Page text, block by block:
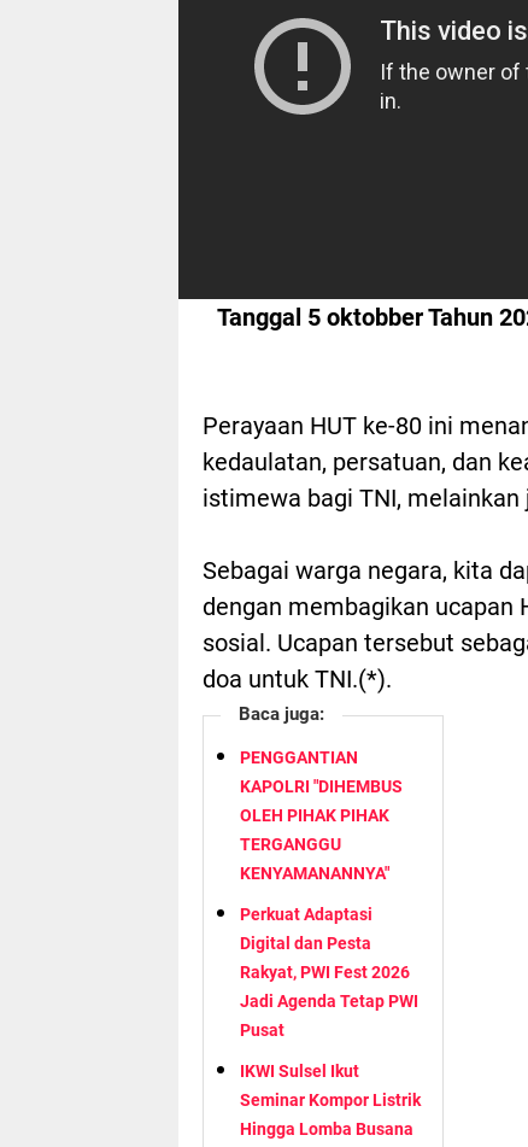
Tanggal 5 oktobber Tahun
Perayaan HUT ke-80 ini
kedaulatan, persatuan, dan
istimewa bagi TNI,
Sebagai warga negara, kita
dengan membagikan ucapan
sosial. Ucapan tersebut
doa untuk TNI.(*).
Baca juga:
PENGGANTIAN
KAPOLRI "DIHEMBUS
OLEH PIHAK PIHAK
TERGANGGU
KENYAMANANNYA"
Perkuat Adaptasi
Digital dan Pesta
Rakyat, PWI Fest 2026
Jadi Agenda Tetap PWI
Pusat
IKWI Sulsel Ikut
Seminar Kompor Listrik
Hingga Lomba Busana